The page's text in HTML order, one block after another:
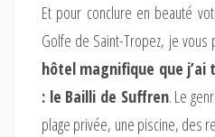
Et pour conclure en beauté
Golfe de Saint-Tropez, je vous
hôtel magnifique que j’ai
: le Bailli de Suffren. Le
plage privée, une piscine, des